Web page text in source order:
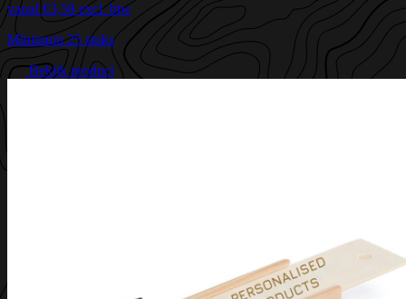
vanaf€3,58 excl. btw
Minimum 25 stuks
Bekijk product